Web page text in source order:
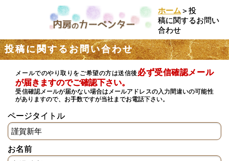
ホーム ＞投
稿に関するお問い
合わせ
投稿に関するお問い合わせ
メールでのやり取りをご希望の方は送信後 必ず受信確認メール
が届きますのでご確認下さい。
受信確認メールが届かない場合はメールアドレスの入力間違いの可能性
がありますので、お手数ですが当社までお電話下さい。
ページタイトル
お名前